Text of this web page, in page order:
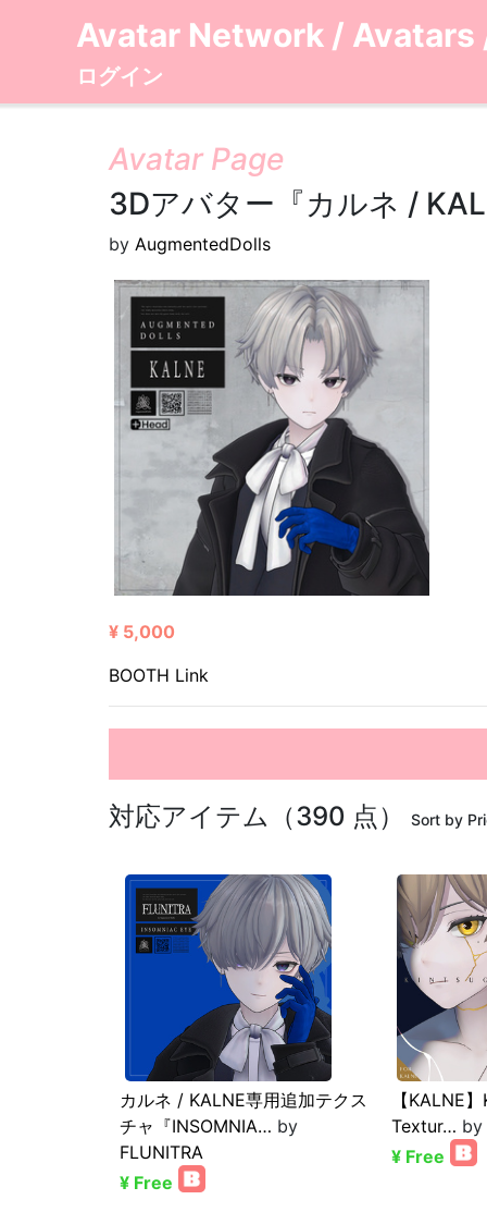
Avatar Network / Avatars
ログイン
Avatar Page
3Dアバター『カルネ /
by AugmentedDolls
¥ 5,000
BOOTH Link
対応アイテム（390 点） Sort by
カルネ / KALNE専用追加テクス
チャ『INSOMNIA… by
FLUNITRA
¥ Free
【KALNE
Textur… by
¥ Free